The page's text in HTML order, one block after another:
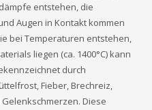
entstehen, die
Augen in Kontakt kommen
bei Temperaturen entstehen,
liegen (ca. 1400°C) kann
durch
Fieber, Brechreiz,
Diese